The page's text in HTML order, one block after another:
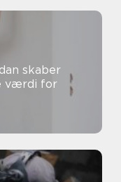
skaber
værdi for